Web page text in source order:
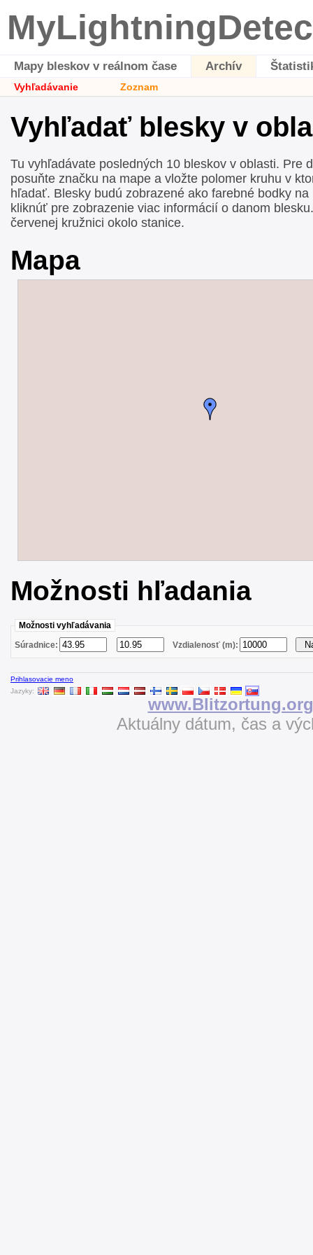
Mapy bleskov v reálnom čase Archív
Vyhľadávanie Zoznam
Vyhľadať blesky v
Tu vyhľadávate posledných 10 bleskov v oblasti. Pre
posuňte značku na mape a vložte polomer kruhu v
hľadať. Blesky budú zobrazené ako farebné bodky
kliknúť pre zobrazenie viac informácií o danom
červenej kružnici okolo stanice.
Mapa
Možnosti hľadania
Možnosti vyhľadávania
Súradnice:
Vzdialenosť (m):
Prihlasovacie meno
Jazyky:
www.Blitzortung.org
Aktuálny dátum, čas a